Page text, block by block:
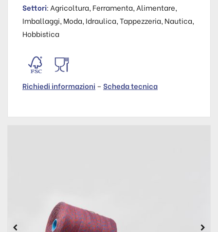
Settori: Agricoltura, Ferramenta, Alimentare,
Imballaggi, Moda, Idraulica, Tappezzeria, Nautica,
Hobbistica
Richiedi informazioni – Scheda tecnica